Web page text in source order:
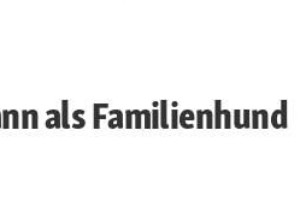
als Familienhund